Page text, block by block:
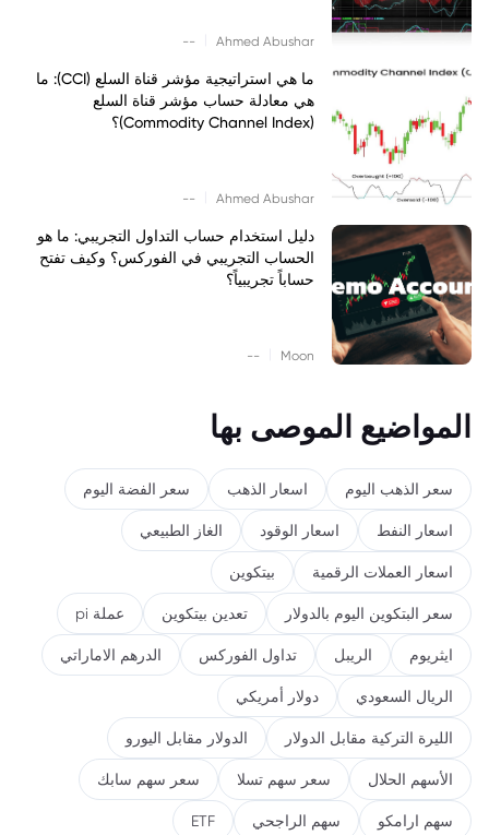
Ahmed Abushar
--
ما هي استراتيجية مؤشر قناة السلع (CCI): ما
هي معادلة حساب مؤشر قناة السلع
(Commodity Channel Index)؟
Ahmed Abushar
--
دليل استخدام حساب التداول التجريبي: ما هو
الحساب التجريبي في الفوركس؟ وكيف تفتح
حساباً تجريبياً؟
Moon
--
المواضيع الموصى بها
سعر الذهب اليوم اسعار الذهب سعر الفضة اليوم
اسعار النفط اسعار الوقود الغاز الطبيعي
اسعار العملات الرقمية بيتكوين
سعر البتكوين اليوم بالدولار تعدين بيتكوين عملة pi
ايثريوم الريبل تداول الفوركس الدرهم الاماراتي
الريال السعودي دولار أمريكي
الليرة التركية مقابل الدولار الدولار مقابل اليورو
الأسهم الحلال سعر سهم تسلا سعر سهم سابك
سهم ارامكو سهم الراجحي ETF